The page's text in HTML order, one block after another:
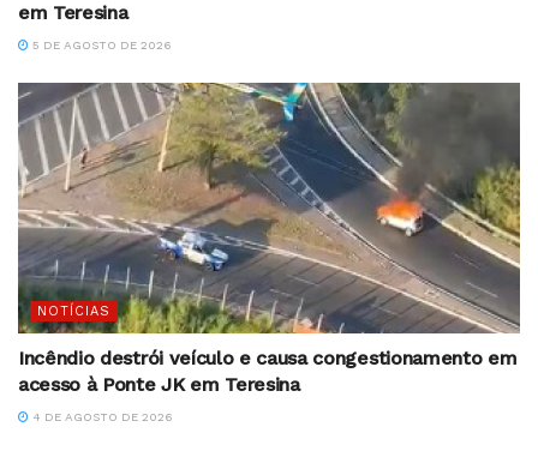
em Teresina
5 DE AGOSTO DE 2026
NOTÍCIAS
Incêndio destrói veículo e causa congestionamento em
acesso à Ponte JK em Teresina
4 DE AGOSTO DE 2026